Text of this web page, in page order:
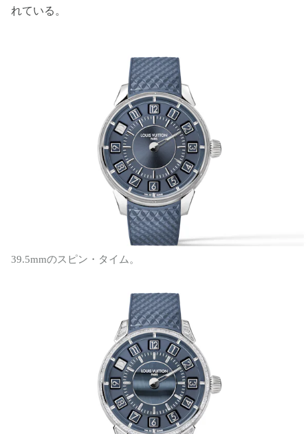
れている。
39.5mmのスピン・タイム。